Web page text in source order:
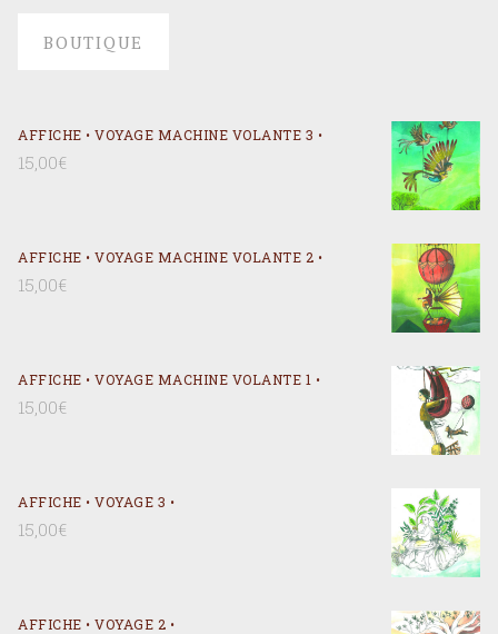
BOUTIQUE
AFFICHE • VOYAGE MACHINE VOLANTE 3 •
15,00€
AFFICHE • VOYAGE MACHINE VOLANTE 2 •
15,00€
AFFICHE • VOYAGE MACHINE VOLANTE 1 •
15,00€
AFFICHE • VOYAGE 3 •
15,00€
AFFICHE • VOYAGE 2 •